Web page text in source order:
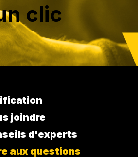
clic
joindre
d'experts
aux questions